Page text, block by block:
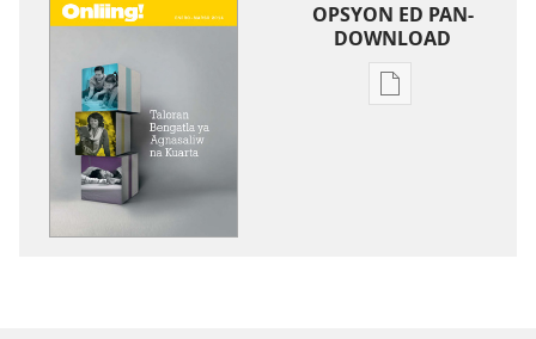
OPSYON ED PAN-
DOWNLOAD
Opsyon